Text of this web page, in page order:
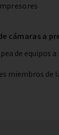
cámaras a
de equipos
miembros de